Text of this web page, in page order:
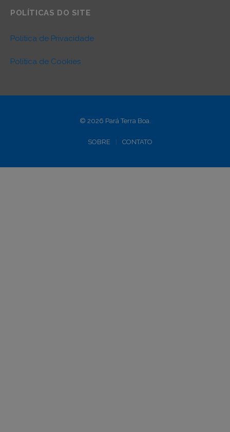
POLÍTICAS DO SITE
Política de Privacidade
Política de Cookies
© 2026 Pará Terra Boa.
SOBRE CONTATO